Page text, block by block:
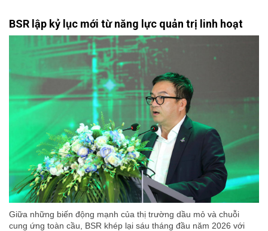
BSR lập kỷ lục mới từ năng lực quản trị linh hoạt
Giữa những biến động mạnh của thị trường dầu mỏ và chuỗi
cung ứng toàn cầu, BSR khép lại sáu tháng đầu năm 2026 với